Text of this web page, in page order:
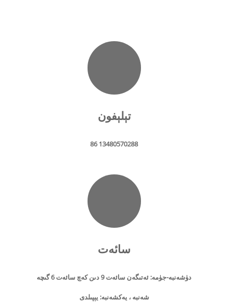
تېلېفون
86 13480570288
سائەت
دۈشەنبە-جۈمە: ئەتىگەن سائەت 9 دىن كەچ سائەت 6 گىچە
شەنبە ، يەكشەنبە: يېپىلدى